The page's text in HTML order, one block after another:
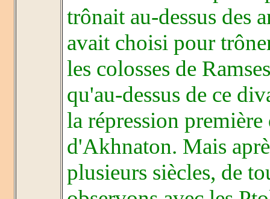
trônait au-dessus des
avait choisi pour
les colosses de
qu'au-dessus de ce
la répression
d'Akhnaton. Mais
plusieurs siècles, de